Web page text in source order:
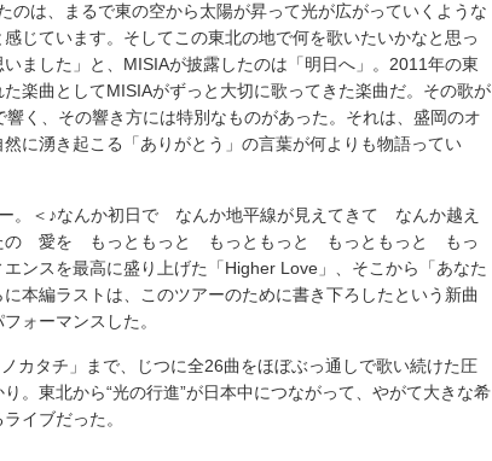
のは、まるで東の空から太陽が昇って光が広がっていくような
じています。そしてこの東北の地で何を歌いたいかなと思っ
ました」と、MISIAが披露したのは「明日へ」。2011年の東
楽曲としてMISIAがずっと大切に歌ってきた楽曲だ。その歌が
く、その響き方には特別なものがあった。それは、盛岡のオ
に湧き起こる「ありがとう」の言葉が何よりも物語ってい
。＜♪なんか初日で なんか地平線が見えてきて なんか越え
の 愛を もっともっと もっともっと もっともっと もっ
ンスを最高に盛り上げた「Higher Love」、そこから「あなた
本編ラストは、このツアーのために書き下ろしたという新曲
ォーマンスした。
カタチ」まで、じつに全26曲をほぼぶっ通しで歌い続けた圧
。東北から“光の行進”が日本中につながって、やがて大きな希
イブだった。